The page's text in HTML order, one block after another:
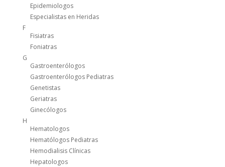
Epidemiologos
Especialistas en Heridas
F
Fisiatras
Foniatras
G
Gastroenterólogos
Gastroenterólogos Pediatras
Genetistas
Geriatras
Ginecólogos
H
Hematologos
Hematólogos Pediatras
Hemodialisis Clínicas
Hepatologos